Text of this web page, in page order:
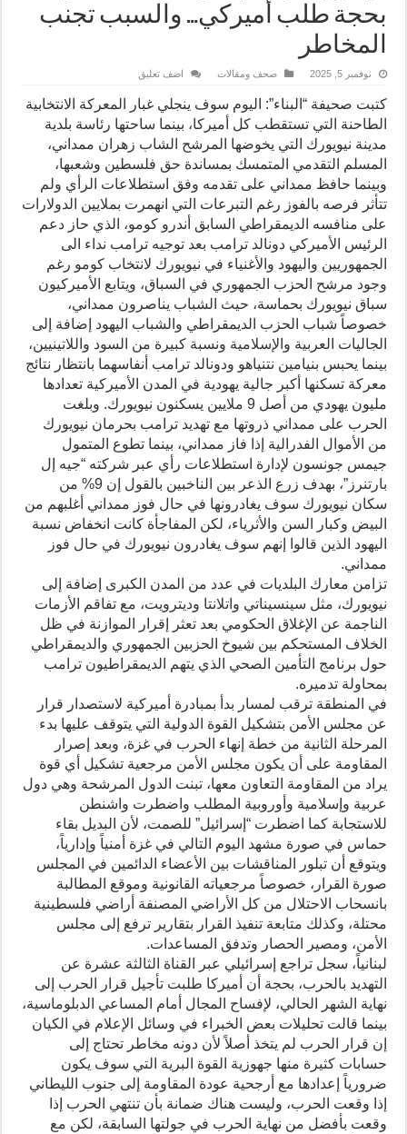
بحجة طلب أميركي… والسبب تجنب
المخاطر
نوفمبر 5, 2025 صحف ومقالات اضف تعليق
كتبت صحيفة “البناء”: اليوم سوف ينجلي غبار المعركة الانتخابية
الطاحنة التي تستقطب كل أميركا، بينما ساحتها رئاسة بلدية
مدينة نيويورك التي يخوضها المرشح الشاب زهران ممداني،
المسلم التقدمي المتمسك بمساندة حق فلسطين وشعبها،
وبينما حافظ ممداني على تقدمه وفق استطلاعات الرأي ولم
تتأثر فرصه بالفوز رغم التبرعات التي انهمرت بملايين الدولارات
على منافسه الديمقراطي السابق أندرو كومو، الذي حاز دعم
الرئيس الأميركي دونالد ترامب بعد توجيه ترامب نداء الى
الجمهوريين واليهود والأغنياء في نيويورك لانتخاب كومو رغم
وجود مرشح الحزب الجمهوري في السباق، ويتابع الأميركيون
سباق نيويورك بحماسة، حيث الشباب يناصرون ممداني،
خصوصاً شباب الحزب الديمقراطي والشباب اليهود إضافة إلى
الجاليات العربية والإسلامية ونسبة كبيرة من السود واللاتينيين،
بينما يحبس بنيامين نتنياهو ودونالد ترامب أنفاسهما بانتظار نتائج
معركة تسكنها أكبر جالية يهودية في المدن الأميركية تعدادها
مليون يهودي من أصل 9 ملايين يسكنون نيويورك. وبلغت
الحرب على ممداني ذروتها مع تهديد ترامب بحرمان نيويورك
من الأموال الفدرالية إذا فاز ممداني، بينما تطوع المتمول
جيمس جونسون لإدارة استطلاعات رأي عبر شركته “جيه إل
بارتنرز”، بهدف زرع الذعر بين الناخبين بالقول إن 9% من
سكان نيويورك سوف يغادرونها في حال فوز ممداني أغلبهم من
البيض وكبار السن والأثرياء، لكن المفاجأة كانت انخفاض نسبة
اليهود الذين قالوا إنهم سوف يغادرون نيويورك في حال فوز
ممداني.
تزامن معارك البلديات في عدد من المدن الكبرى إضافة إلى
نيويورك، مثل سينسيناتي واتلانتا وديترويت، مع تفاقم الأزمات
الناجمة عن الإغلاق الحكومي بعد تعثر إقرار الموازنة في ظل
الخلاف المستحكم بين شيوخ الحزبين الجمهوري والديمقراطي
حول برنامج التأمين الصحي الذي يتهم الديمقراطيون ترامب
بمحاولة تدميره.
في المنطقة ترقب لمسار بدأ بمبادرة أميركية لاستصدار قرار
عن مجلس الأمن بتشكيل القوة الدولية التي يتوقف عليها بدء
المرحلة الثانية من خطة إنهاء الحرب في غزة، وبعد إصرار
المقاومة على أن يكون مجلس الأمن مرجعية تشكيل أي قوة
يراد من المقاومة التعاون معها، تبنت الدول المرشحة وهي دول
عربية وإسلامية وأوروبية المطلب واضطرت واشنطن
للاستجابة كما اضطرت “إسرائيل” للصمت، لأن البديل بقاء
حماس في صورة مشهد اليوم التالي في غزة أمنياً وإدارياً،
ويتوقع أن تبلور المناقشات بين الأعضاء الدائمين في المجلس
صورة القرار، خصوصاً مرجعياته القانونية وموقع المطالبة
بانسحاب الاحتلال من كل الأراضي المصنفة أراضي فلسطينية
محتلة، وكذلك متابعة تنفيذ القرار بتقارير ترفع إلى مجلس
الأمن، ومصير الحصار وتدفق المساعدات.
لبنانياً، سجل تراجع إسرائيلي عبر القناة الثالثة عشرة عن
التهديد بالحرب، بحجة أن أميركا طلبت تأجيل قرار الحرب إلى
نهاية الشهر الحالي، لإفساح المجال أمام المساعي الدبلوماسية،
بينما قالت تحليلات بعض الخبراء في وسائل الإعلام في الكيان
إن قرار الحرب لم يتخذ أصلاً لأن دونه مخاطر تحتاج إلى
حسابات كثيرة منها جهوزية القوة البرية التي سوف يكون
ضرورياً إعدادها مع أرجحية عودة المقاومة إلى جنوب الليطاني
إذا وقعت الحرب، وليست هناك ضمانة بأن تنتهي الحرب إذا
وقعت بأفضل من نهاية الحرب في جولتها السابقة، لكن مع